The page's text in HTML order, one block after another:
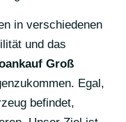
in verschiedenen
und das
Groß
Egal,
befindet,